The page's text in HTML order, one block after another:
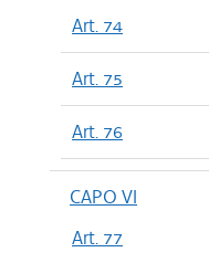
Art. 74
Art. 75
Art. 76
CAPO VI
Art. 77